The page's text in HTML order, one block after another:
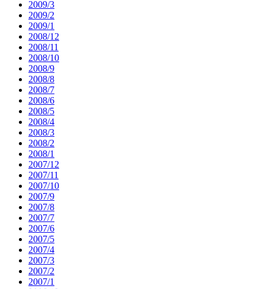
2009/3
2009/2
2009/1
2008/12
2008/11
2008/10
2008/9
2008/8
2008/7
2008/6
2008/5
2008/4
2008/3
2008/2
2008/1
2007/12
2007/11
2007/10
2007/9
2007/8
2007/7
2007/6
2007/5
2007/4
2007/3
2007/2
2007/1